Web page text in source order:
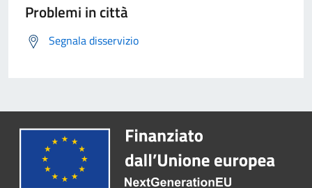
Problemi in città
Segnala disservizio